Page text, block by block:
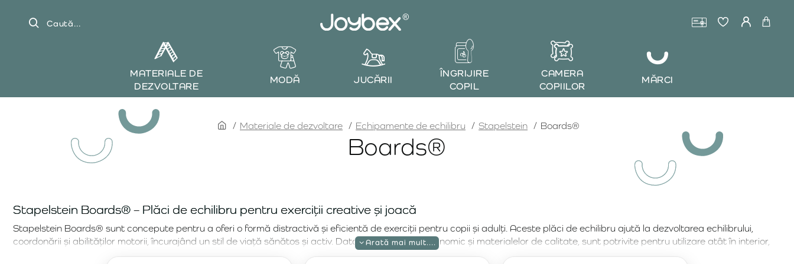
Caută...
MATERIALE DE
DEZVOLTARE
MODĂ JUCĂRII
ÎNGRIJIRE
COPIL
CAMERA
COPIILOR
MĂRCI
Boards®
homeMateriale de dezvoltare Echipamente de echilibru Stapelstein Boards®
Stapelstein Boards® – Plăci de echilibru pentru exerciții creative și joacă
Stapelstein Boards® sunt concepute pentru a oferi o formă distractivă și eficientă de exerciții pentru copii și adulți. Aceste plăci de echilibru ajută la dezvoltarea echilibrului,
coordonării și abilităților motorii, încurajând un stil de viață sănătos și activ. Datorită designului ergonomic și materialelor de calitate, sunt potrivite pentru utilizare atât în interior,